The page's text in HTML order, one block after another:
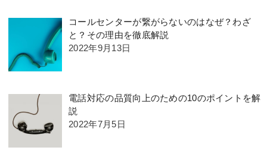
コールセンターが繋がらないのはなぜ？わざ
と？その理由を徹底解説
2022年9月13日
電話対応の品質向上のための10のポイントを解
説
2022年7月5日